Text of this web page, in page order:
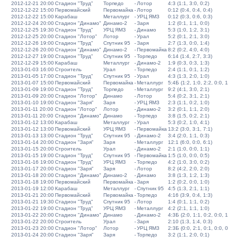
2012-12-21 20:00Стадион "Труд" Торпедо - Лотор
4:3 (1:1, 3:0, 0:2)
2012-12-22 15:00Первомайский Первомайка - Лотор
0:12 (0:4, 0:4, 0:4)
2012-12-22 15:00Карабаш Металлург -УРЦ ЯМЗ
0:12 (0:3, 0:6, 0:3)
2012-12-24 20:00Стадион "Динамо" Динамо-2 -Заря
1:2 (0:1, 1:1, 0:0)
2012-12-25 19:30Стадион "Труд" УРЦ ЯМЗ - Динамо
5:3 (1:0, 1:2, 3:1)
2012-12-25 20:00Стадион "Лотор" Лотор -Урал
5:2 (0:1, 2:1, 3:0)
2012-12-26 19:00Стадион "Труд" Спутник 95 -Заря
2:7 (1:3, 0:0, 1:4)
2012-12-26 20:00Стадион "Динамо" Динамо-2 -Первомайка 8:2 (0:2, 4:0, 4:0)
2012-12-27 19:00Стадион "Труд" Спутник 95 -Торпедо
6:14 (1:4, 2:7, 3:3)
2012-12-29 15:00Карабаш Металлург - Динамо-2
1:9 (0:3, 0:3, 1:3)
2013-01-03 16:00Строитель Урал -Торпедо
2:4 (1:1, 0:1, 1:2)
2013-01-05 17:00Стадион "Труд" Спутник 95 -Урал
4:3 (1:3, 2:0, 1:0)
2013-01-07 15:00Первомайский Первомайка -Металлург
5:4Б (1:2, 1:0, 2:2, 0:0,
2013-01-09 19:00Стадион "Труд" Торпедо -Металлург
9:2 (4:1, 3:0, 2:1)
2013-01-09 20:00Стадион "Лотор" Динамо - Лотор
5:4 (0:2, 3:1, 2:1)
2013-01-10 19:00Стадион "Заря" Заря -УРЦ ЯМЗ
2:3 (1:1, 0:2, 1:0)
2013-01-11 20:00 Стадион "Лотор" Лотор - Динамо-2
3:2 (0:1, 1:1, 2:0)
2013-01-11 20:00 Стадион "Динамо" Динамо -Торпедо
3:8 (1:5, 0:2, 2:1)
2013-01-12 13:00Карабаш Металлург -Урал
5:3 (0:2, 1:0, 4:1)
2013-01-12 13:00Первомайский УРЦ ЯМЗ -Первомайка 13:2 (3:0, 3:1, 7:1)
2013-01-13 13:00Стадион "Труд" Спутник 95 - Динамо-2
3:4 (2:0, 1:1, 0:3)
2013-01-14 20:00Стадион "Заря" Заря -Металлург
12:1 (6:0, 0:0, 6:1)
2013-01-15 20:00Строитель Урал - Динамо-2
2:1 (1:0, 0:0, 1:1)
2013-01-15 19:00Стадион "Труд" Спутник 95 -Первомайка 1:5 (1:0, 0:0, 0:5)
2013-01-16 19:00Стадион "Труд" УРЦ ЯМЗ -Торпедо
4:2 (1:0, 3:0, 0:2)
2013-01-17 20:00Стадион "Заря" Заря - Лотор
8:2 (4:2, 2:0, 2:0)
2013-01-18 20:00Стадион "Динамо" Динамо-2 - Динамо
3:8 (1:3, 1:2, 1:3)
2013-01-18 19:00Первомайский Первомайка -Заря
1:2 (0:2, 0:0, 1:0)
2013-01-19 12:00Карабаш Металлург -Спутник 95
4:5 (1:3, 2:1, 1:1)
2013-01-21 20:00Первомайский Первомайка -Торпедо
4:16 (3:9, 0:4, 1:3)
2013-01-21 19:30Стадион "Труд" Спутник 95 - Лотор
1:4 (0:1, 1:1, 0:2)
2013-01-22 19:00Стадион "Труд" УРЦ ЯМЗ -Металлург
4:2 (2:1, 1:1, 1:0)
2013-01-22 20:00Стадион "Динамо" Динамо - Динамо-2
4:3Б (2:0, 1:1, 0:2, 0:0,
2013-01-22 20:00Строитель Урал -Заря
2:10 (1:3, 1:4, 0:3)
2013-01-23 20:00Стадион "Лотор" Лотор -УРЦ ЯМЗ
2:3Б (0:0, 2:1, 0:1, 0:0,
2013-01-24 20:00Стадион "Заря" Заря -Торпедо
3:2 (1:1, 2:0, 0:1)